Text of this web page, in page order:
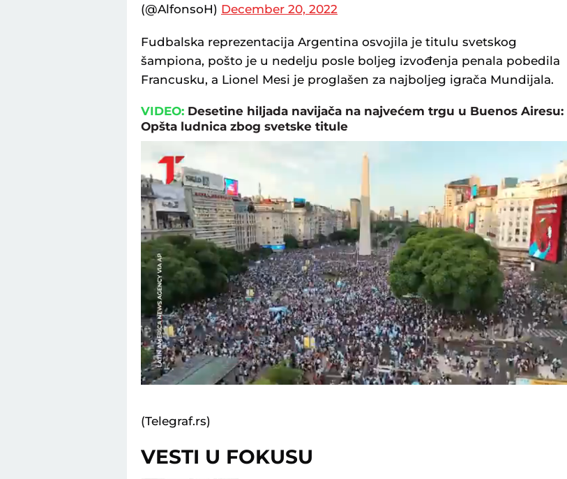
(@AlfonsoH) December 20, 2022
Fudbalska reprezentacija Argentina osvojila je titulu svetskog
šampiona, pošto je u nedelju posle boljeg izvođenja penala pobedila
Francusku, a Lionel Mesi je proglašen za najboljeg igrača Mundijala.
VIDEO: Desetine hiljada navijača na najvećem trgu u Buenos Airesu:
Opšta ludnica zbog svetske titule
Unmute Loaded:
60.63%
(Telegraf.rs)
VESTI U FOKUSU